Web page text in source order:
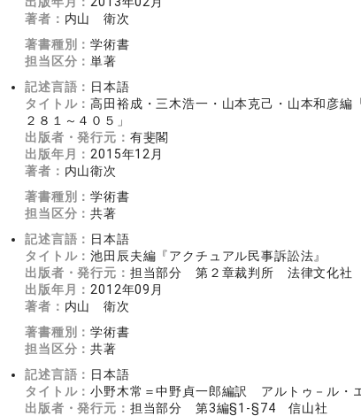
著者： 内山 衛次
著書種別：学術書
担当区分：単著
記述言語： 日本語
タイトル：高田裕成・三木浩一・山本克己・山本和彦
２８１～４０５」
出版者・発行元： 有斐閣
出版年月： 2015年12月
著者： 内山衛次
著書種別：学術書
担当区分：共著
記述言語： 日本語
タイトル：池田辰夫編『アクチュアル民事訴訟法』
出版者・発行元： 担当部分 第２章裁判所 法律文化社
出版年月： 2012年09月
著者： 内山 衛次
著書種別：学術書
担当区分：共著
記述言語： 日本語
タイトル：小野木常＝中野貞一郎編訳 アルトゥ－ル・
出版者・発行元： 担当部分 第3編§1-§74 信山社